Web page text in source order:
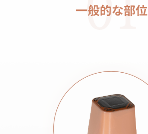
一般的な部位